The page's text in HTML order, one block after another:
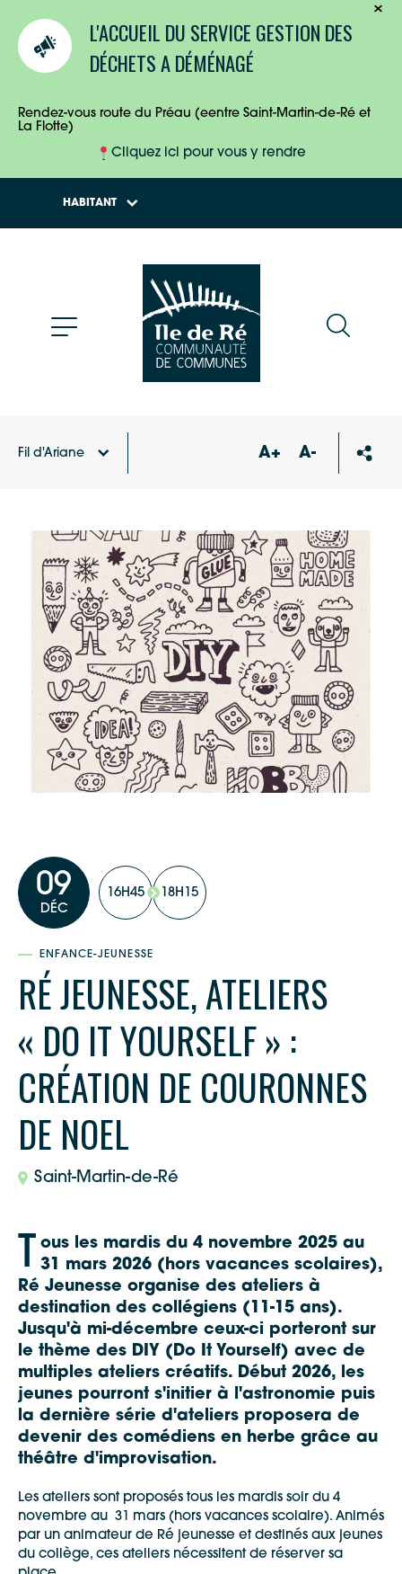
L'ACCUEIL DU SERVICE GESTION DES
DÉCHETS A DÉMÉNAGÉ
Rendez-vous route du Préau (eentre Saint-Martin-de-Ré et
La Flotte)
Cliquez ici pour vous y rendre
HABITANT
ENTREPRISES
Fil d'Ariane A+ A-
09
DÉC
16H45 18H15
ENFANCE-JEUNESSE
RÉ JEUNESSE, ATELIERS
« DO IT YOURSELF » :
CRÉATION DE COURONNES
DE NOEL
Saint-Martin-de-Ré
T
ous les mardis du 4 novembre 2025 au
31 mars 2026 (hors vacances scolaires),
Ré Jeunesse organise des ateliers à
destination des collégiens (11-15 ans).
Jusqu'à mi-décembre ceux-ci porteront sur
le thème des DIY (Do It Yourself) avec de
multiples ateliers créatifs. Début 2026, les
jeunes pourront s'initier à l'astronomie puis
la dernière série d'ateliers proposera de
devenir des comédiens en herbe grâce au
théâtre d'improvisation.
Les ateliers sont proposés tous les mardis soir du 4
novembre au 31 mars (hors vacances scolaire). Animés
par un animateur de Ré jeunesse et destinés aux jeunes
du collège, ces ateliers nécessitent de réserver sa